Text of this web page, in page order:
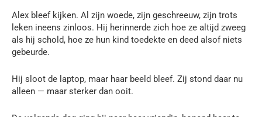
Alex bleef kijken. Al zijn woede, zijn geschreeuw, zijn trots
leken ineens zinloos. Hij herinnerde zich hoe ze altijd zweeg
als hij schold, hoe ze hun kind toedekte en deed alsof niets
gebeurde.
Hij sloot de laptop, maar haar beeld bleef. Zij stond daar nu
alleen — maar sterker dan ooit.